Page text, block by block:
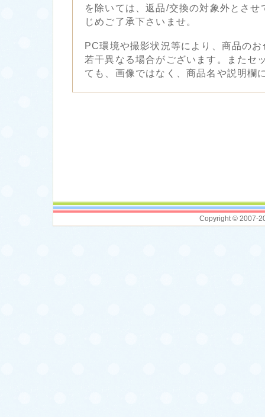
を除いては、返品/交換の対象外とさ
じめご了承下さいませ。
PC環境や撮影状況等により、商品の
若干異なる場合がございます。またセ
ても、画像ではなく、商品名や説明欄
Copyright © 2007-